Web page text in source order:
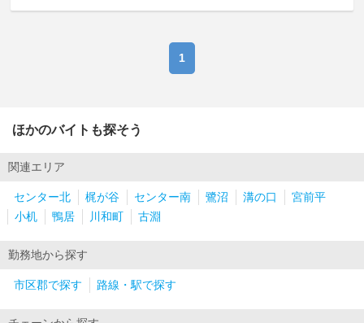
1
ほかのバイトも探そう
関連エリア
センター北 梶が谷 センター南 鷺沼 溝の口
宮前平
小机
鴨居 川和町 古淵
勤務地から探す
市区郡で探す 路線・駅で探す